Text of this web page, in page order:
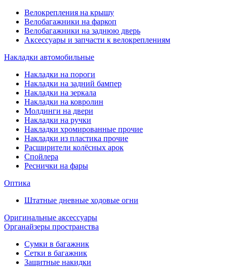
Велокрепления на крышу
Велобагажники на фаркоп
Велобагажники на заднюю дверь
Аксессуары и запчасти к велокреплениям
Накладки автомобильные
Накладки на пороги
Накладки на задний бампер
Накладки на зеркала
Накладки на ковролин
Молдинги на двери
Накладки на ручки
Накладки хромированные прочие
Накладки из пластика прочие
Расширители колёсных арок
Спойлера
Реснички на фары
Оптика
Штатные дневные ходовые огни
Оригинальные аксессуары
Органайзеры пространства
Сумки в багажник
Сетки в багажник
Защитные накидки